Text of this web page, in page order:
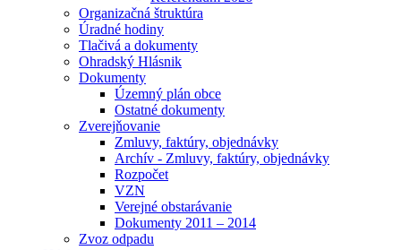
Organizačná štruktúra
Úradné hodiny
Tlačivá a dokumenty
Ohradský Hlásnik
Dokumenty
Územný plán obce
Ostatné dokumenty
Zverejňovanie
Zmluvy, faktúry, objednávky
Archív - Zmluvy, faktúry, objednávky
Rozpočet
VZN
Verejné obstarávanie
Dokumenty 2011 – 2014
Zvoz odpadu